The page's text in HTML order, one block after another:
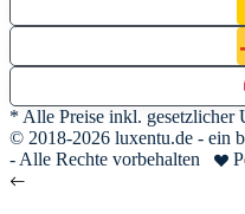
* Alle Preise inkl. gesetzlicher
© 2018-2026 luxentu.de - ein
- Alle Rechte vorbehalten